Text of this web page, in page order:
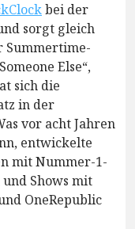
bei der
sorgt gleich
Summertime-
Else“,
sich die
in der
vor acht Jahren
entwickelte
mit Nummer-1-
Shows mit
OneRepublic